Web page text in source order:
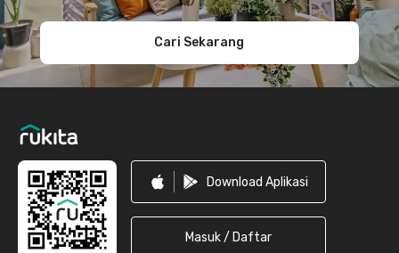
Cari Sekarang
Download Aplikasi
Masuk / Daftar